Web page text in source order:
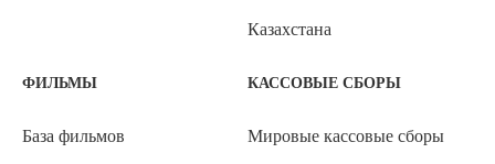
Казахстана
ФИЛЬМЫ
База фильмов
КАССОВЫЕ СБОРЫ
Мировые кассовые сборы